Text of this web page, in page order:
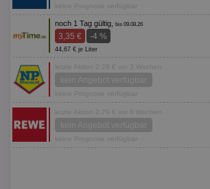
keine Prognose verfügbar
noch 1 Tag gültig, bis 09.08.26
3,35 € -4 %
44,67 € je Liter
letzte Aktion 2,29 € vor 3 Wochen
kein Angebot verfügbar
keine Prognose verfügbar
letzte Aktion 2,79 € vor 8 Wochen
kein Angebot verfügbar
keine Prognose verfügbar